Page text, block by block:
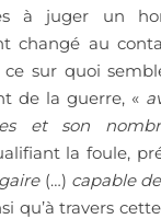
à juger un
changé au
ce sur quoi
de la guerre, «
et son
la foule,
(…) capable
qu’à travers